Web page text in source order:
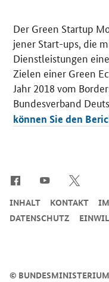
Der Green Startup
jener Start-ups, die
Dienstleistungen
Zielen einer Green
Jahr 2018 vom
Bundesverband
können Sie den
©
INHALT KONTAKT
DATENSCHUTZ